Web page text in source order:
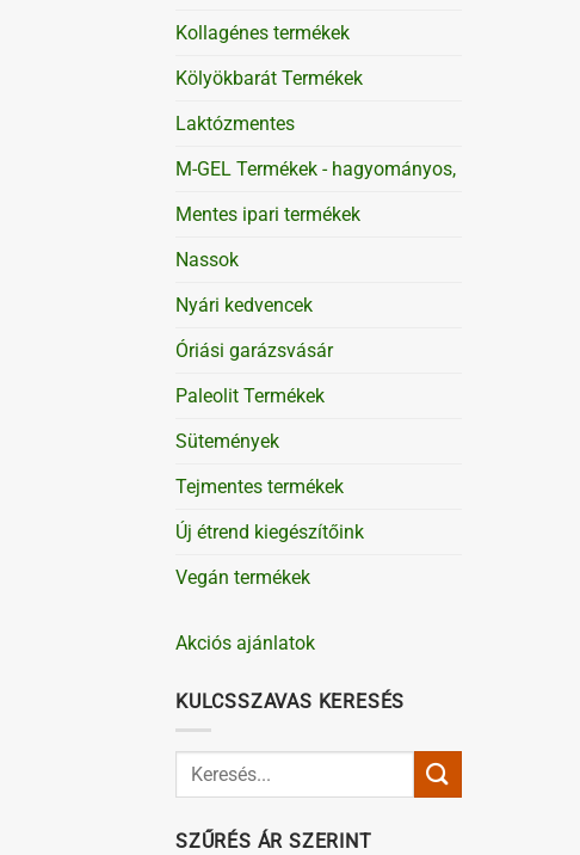
Kollagénes termékek
Kölyökbarát Termékek
Laktózmentes
M-GEL Termékek - hagyományos,
Mentes ipari termékek
Nassok
Nyári kedvencek
Óriási garázsvásár
Paleolit Termékek
Sütemények
Tejmentes termékek
Új étrend kiegészítőink
Vegán termékek
Akciós ajánlatok
KULCSSZAVAS KERESÉS
SZŰRÉS ÁR SZERINT